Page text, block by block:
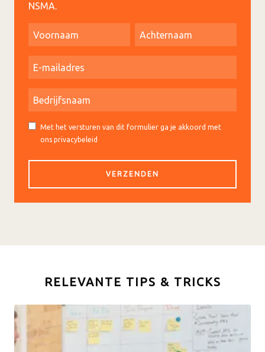
NSMA.
Met het versturen van dit formulier ga je akkoord met
ons privacybeleid
RELEVANTE TIPS & TRICKS